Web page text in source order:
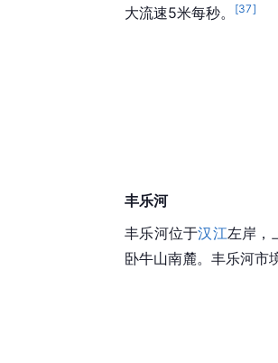
大流速5米每秒。
[37]
丰乐河
丰乐河位于汉江左岸，
卧牛山南麓。丰乐河市